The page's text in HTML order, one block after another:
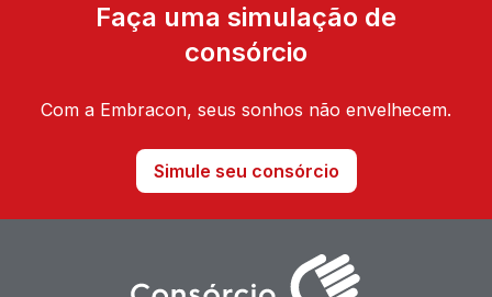
Faça uma simulação de
consórcio
Com a Embracon, seus sonhos não envelhecem.
Simule seu consórcio